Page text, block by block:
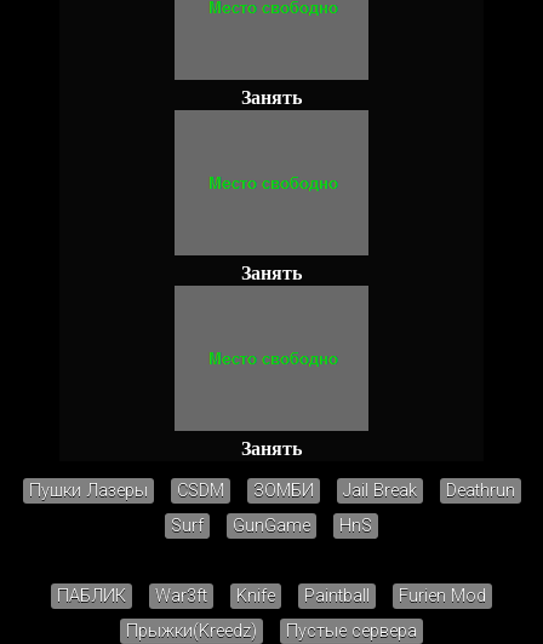
Занять
Занять
Занять
Пушки Лазеры CSDM ЗОМБИ Jail Break
Deathrun
Surf
GunGame HnS
ПАБЛИК War3ft Knife Paintball
Furien Mod
Прыжки(Kreedz)
Пустые сервера